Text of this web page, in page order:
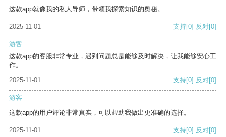
这款app就像我的私人导师，带领我探索知识的奥秘。
2025-11-01 支持[0] 反对[0]
游客
这款app的客服非常专业，遇到问题总是能够及时解决，让我能够安心工
作。
2025-11-01
支持[0] 反对[0]
游客
这款app的用户评论非常真实，可以帮助我做出更准确的选择。
2025-11-01 支持[0] 反对[0]